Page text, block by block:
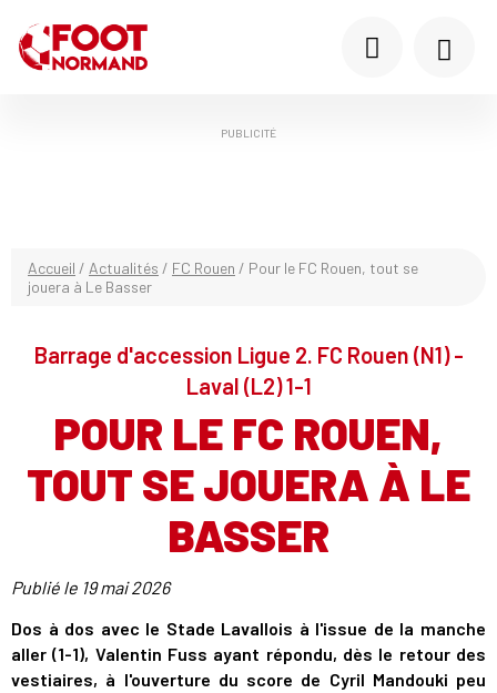
PUBLICITÉ
Accueil / Actualités / FC Rouen / Pour le FC Rouen, tout se
jouera à Le Basser
Barrage d'accession Ligue 2. FC Rouen (N1) -
Laval (L2) 1-1
POUR LE FC ROUEN,
TOUT SE JOUERA À LE
BASSER
Publié le 19 mai 2026
Dos à dos avec le Stade Lavallois à l'issue de la manche
aller (1-1), Valentin Fuss ayant répondu, dès le retour des
vestiaires, à l'ouverture du score de Cyril Mandouki peu